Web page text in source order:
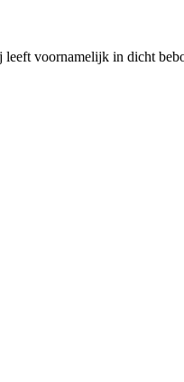
voornamelijk in dicht